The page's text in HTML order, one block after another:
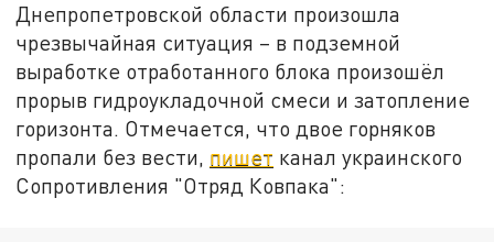
Днепропетровской области произошла
чрезвычайная ситуация – в подземной
выработке отработанного блока произошёл
прорыв гидроукладочной смеси и затопление
горизонта. Отмечается, что двое горняков
пропали без вести, пишет канал украинского
Сопротивления "Отряд Ковпака":